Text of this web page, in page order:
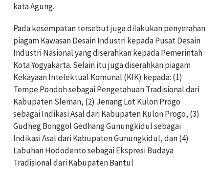
kata Agung.
Pada kesempatan tersebut juga dilakukan penyerahan
piagam Kawasan Desain Industri kepada Pusat Desain
Industri Nasional yang diserahkan kepada Pemerintah
Kota Yogyakarta. Selain itu juga diserahkan piagam
Kekayaan Intelektual Komunal (KIK) kepada: (1)
Tempe Pondoh sebagai Pengetahuan Tradisional dari
Kabupaten Sleman, (2) Jenang Lot Kulon Progo
sebagai Indikasi Asal dari Kabupaten Kulon Progo, (3)
Gudheg Bonggol Gedhang Gunungkidul sebagai
Indikasi Asal dari Kabupaten Gunungkidul, dan (4)
Labuhan Hododento sebagai Ekspresi Budaya
Tradisional dari Kabupaten Bantul